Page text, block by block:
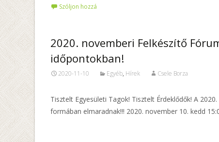
Szóljon hozzá
2020. novemberi Felkészítő
időpontokban!
2020-11-10 Egyéb, Hírek Csele Borza
Tisztelt Egyesületi Tagok! Tisztelt Érdeklődők! A
formában elmaradnak!!! 2020. november 10. kedd